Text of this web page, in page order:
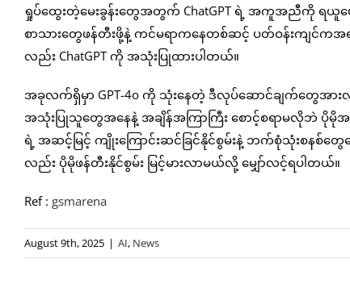
ရှုပ်ထွေးတဲ့မေးခွန်းတွေအတွက် ChatGPT ရဲ့ အကူအညီကို ရယူပေးတ
စာသားတွေဖန်တီးဖို့နဲ့ ကင်မရာကနေတစ်ဆင့် ပတ်ဝန်းကျင်ကအရ
လည်း ChatGPT ကို အသုံးပြုထားပါတယ်။
အခုလက်ရှိမှာ GPT-4o ကို သုံးနေတဲ့ ဒီလုပ်ဆောင်ချက်တွေအား
အသုံးပြုသူတွေအနေနဲ့ အချိန်အကြာကြီး စောင့်စရာမလိုဘဲ ပိုမို
ရဲ့ အဆင့်မြင့် ကျိုးကြောင်းဆင်ခြင်နိုင်စွမ်းနဲ့ ဘက်စုံသုံးစနစ်တွေက
လည်း ပိုမိုဖန်တီးနိုင်စွမ်း မြင့်မားလာမယ်လို့ မျှော်လင့်ရပါတယ်။
Ref : gsmarena
August 9th, 2025 | AI, News